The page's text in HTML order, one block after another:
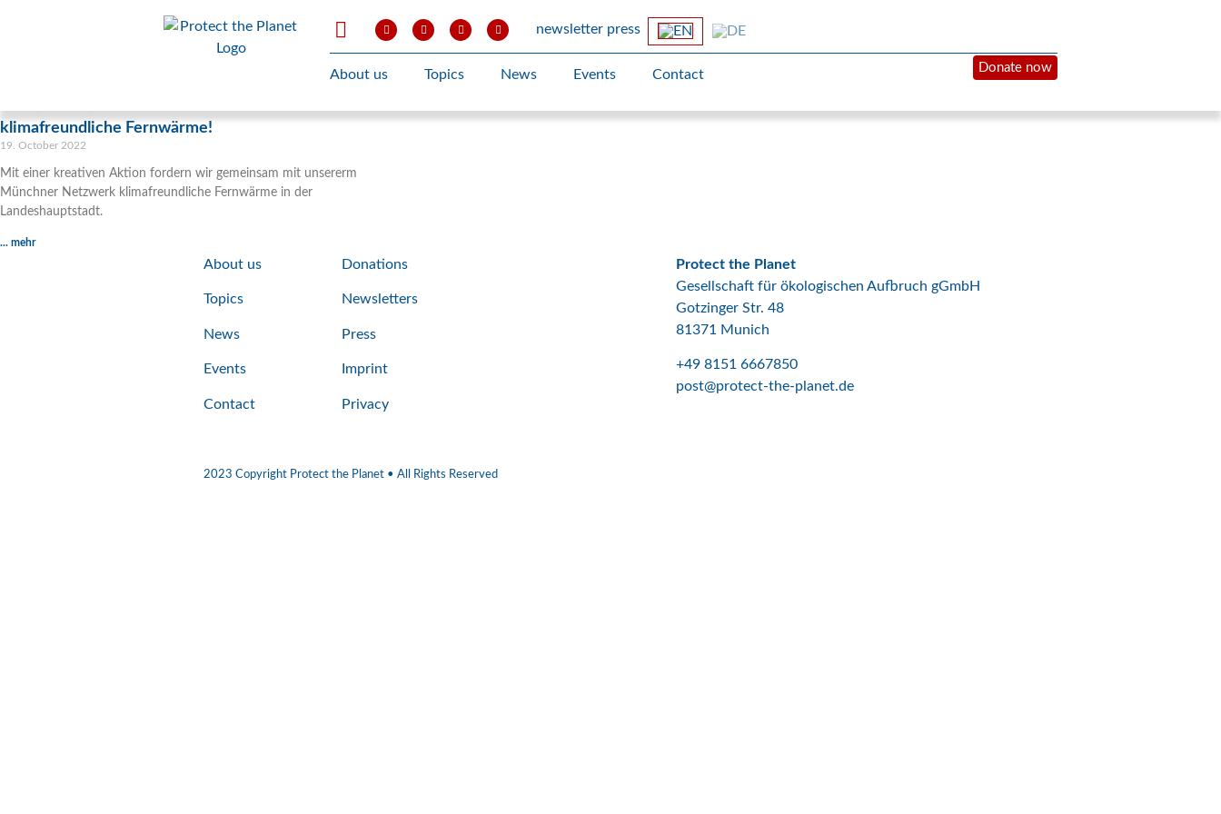
newsletter press
About us Topics News Events Contact Donate now
klimafreundliche Fernwärme!
19. October 2022
Mit einer kreativen Aktion fordern wir gemeinsam mit unsererm
Münchner Netzwerk klimafreundliche Fernwärme in der
Landeshauptstadt.
... mehr
About us
Topics
News
Events
Contact
Donations
Newsletters
Press
Imprint
Privacy
Protect the Planet
Gesellschaft für ökologischen Aufbruch gGmbH
Gotzinger Str. 48
81371 Munich
+49 8151 6667850
post@protect-the-planet.de
2023 Copyright Protect the Planet • All Rights Reserved